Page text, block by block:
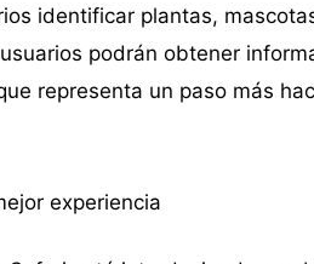
identificar plantas,
podrán obtener
representa un paso más
experiencia